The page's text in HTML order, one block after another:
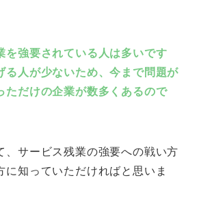
を強要されている人は多いです
る人が少ないため、今まで問題が
ただけの企業が数多くあるので
、サービス残業の強要への戦い方
に知っていただければと思いま